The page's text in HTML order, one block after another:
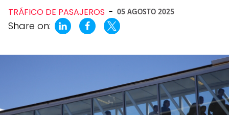
TRÁFICO DE PASAJEROS - 05 AGOSTO 2025
Share on: